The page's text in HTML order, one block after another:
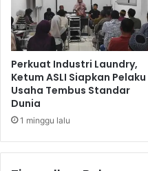
a
r
g
a
J
a
y
a
h
a
n
B
a
r
u
P
Perkuat Industri Laundry,
Ketum ASLI Siapkan Pelaku
Usaha Tembus Standar
Dunia
1 minggu lalu